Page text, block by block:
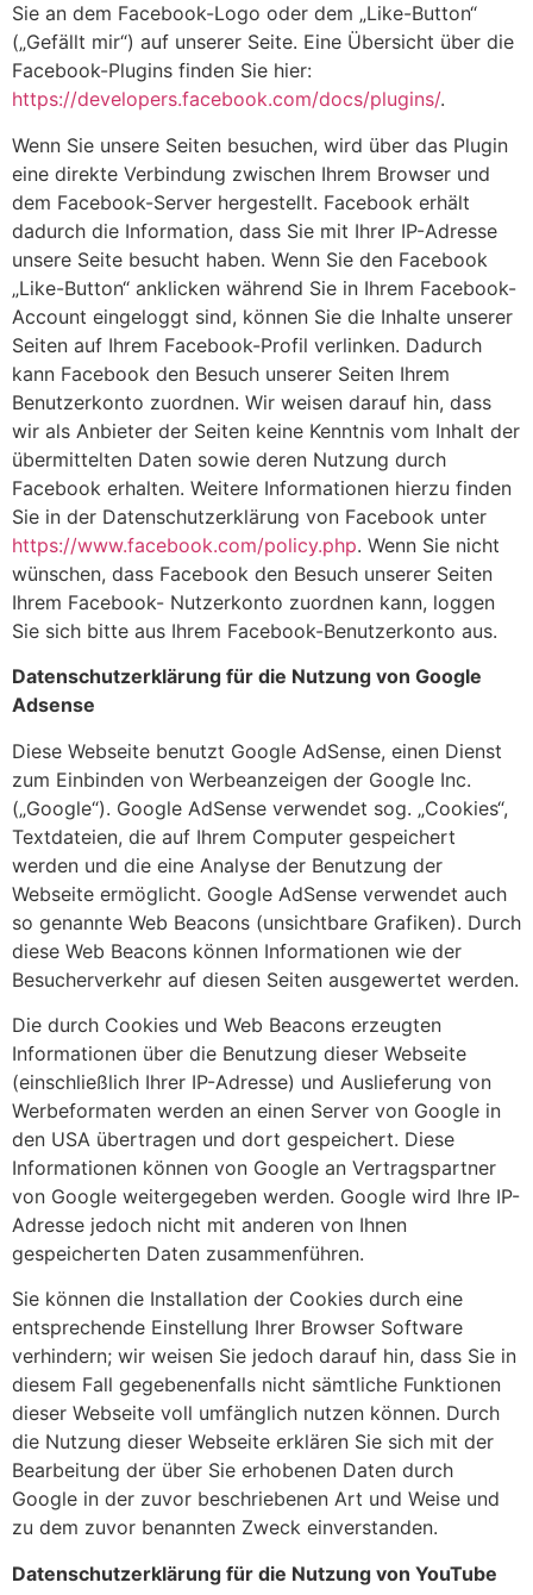
Sie an dem Facebook-Logo oder dem „Like-Button“
(„Gefällt mir“) auf unserer Seite. Eine Übersicht über die
Facebook-Plugins finden Sie hier:
https://developers.facebook.com/docs/plugins/.
Wenn Sie unsere Seiten besuchen, wird über das Plugin
eine direkte Verbindung zwischen Ihrem Browser und
dem Facebook-Server hergestellt. Facebook erhält
dadurch die Information, dass Sie mit Ihrer IP-Adresse
unsere Seite besucht haben. Wenn Sie den Facebook
„Like-Button“ anklicken während Sie in Ihrem Facebook-
Account eingeloggt sind, können Sie die Inhalte unserer
Seiten auf Ihrem Facebook-Profil verlinken. Dadurch
kann Facebook den Besuch unserer Seiten Ihrem
Benutzerkonto zuordnen. Wir weisen darauf hin, dass
wir als Anbieter der Seiten keine Kenntnis vom Inhalt der
übermittelten Daten sowie deren Nutzung durch
Facebook erhalten. Weitere Informationen hierzu finden
Sie in der Datenschutzerklärung von Facebook unter
https://www.facebook.com/policy.php. Wenn Sie nicht
wünschen, dass Facebook den Besuch unserer Seiten
Ihrem Facebook- Nutzerkonto zuordnen kann, loggen
Sie sich bitte aus Ihrem Facebook-Benutzerkonto aus.
Datenschutzerklärung für die Nutzung von Google
Adsense
Diese Webseite benutzt Google AdSense, einen Dienst
zum Einbinden von Werbeanzeigen der Google Inc.
(„Google“). Google AdSense verwendet sog. „Cookies“,
Textdateien, die auf Ihrem Computer gespeichert
werden und die eine Analyse der Benutzung der
Webseite ermöglicht. Google AdSense verwendet auch
so genannte Web Beacons (unsichtbare Grafiken). Durch
diese Web Beacons können Informationen wie der
Besucherverkehr auf diesen Seiten ausgewertet werden.
Die durch Cookies und Web Beacons erzeugten
Informationen über die Benutzung dieser Webseite
(einschließlich Ihrer IP-Adresse) und Auslieferung von
Werbeformaten werden an einen Server von Google in
den USA übertragen und dort gespeichert. Diese
Informationen können von Google an Vertragspartner
von Google weitergegeben werden. Google wird Ihre IP-
Adresse jedoch nicht mit anderen von Ihnen
gespeicherten Daten zusammenführen.
Sie können die Installation der Cookies durch eine
entsprechende Einstellung Ihrer Browser Software
verhindern; wir weisen Sie jedoch darauf hin, dass Sie in
diesem Fall gegebenenfalls nicht sämtliche Funktionen
dieser Webseite voll umfänglich nutzen können. Durch
die Nutzung dieser Webseite erklären Sie sich mit der
Bearbeitung der über Sie erhobenen Daten durch
Google in der zuvor beschriebenen Art und Weise und
zu dem zuvor benannten Zweck einverstanden.
Datenschutzerklärung für die Nutzung von YouTube